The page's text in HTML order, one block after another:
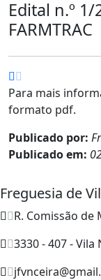
Edital n.º
FARMTRAC
Para mais
formato pdf.
Publicado por:
Publicado em:
Freguesia de
R. Comissão
3330 - 407 - Vila